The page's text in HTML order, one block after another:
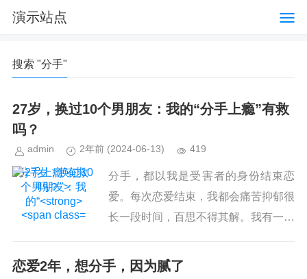
演示站点
搜索 "分手"
27岁，换过10个男朋友：我的“分手上瘾”有救
吗？
admin 2年前 (2024-06-13) 419
分手上瘾”有救
吗？">
分手，都以我是受害者的身份结束恋
爱。每次恋爱结束，我都会痛苦抑郁很
长一段时间，百思不得其解。我有一位
起发泄吐槽的男性朋友，每次我都会找
恋爱2年，想分手 ，因为腻了